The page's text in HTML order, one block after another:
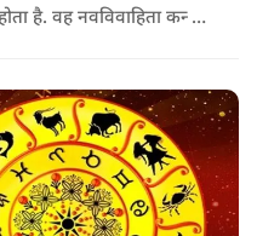
है. वह नवविवाहिता कन्या